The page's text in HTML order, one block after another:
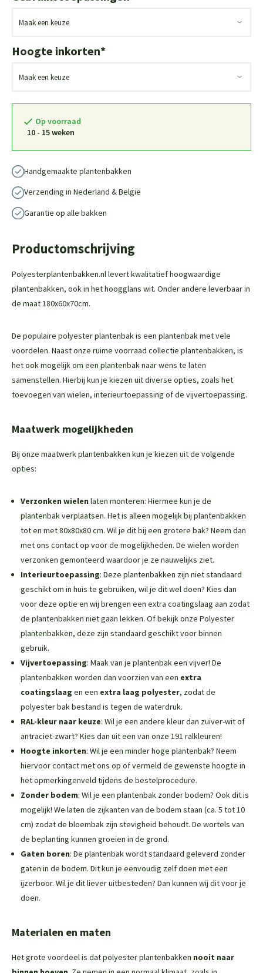
Hoogte inkorten*
Op voorraad
10 - 15 weken
Handgemaakte plantenbakken
Verzending in Nederland & België
Garantie op alle bakken
Productomschrijving
Polyesterplantenbakken.nl levert kwalitatief hoogwaardige
plantenbakken, ook in het hoogglans wit. Onder andere leverbaar in
de maat 180x60x70cm.
De populaire polyester plantenbak is een plantenbak met vele
voordelen. Naast onze ruime voorraad collectie plantenbakken, is
het ook mogelijk om een plantenbak naar wens te laten
samenstellen. Hierbij kun je kiezen uit diverse opties, zoals het
toevoegen van wielen, interieurtoepassing of de vijvertoepassing.
Maatwerk mogelijkheden
Bij onze maatwerk plantenbakken kun je kiezen uit de volgende
opties:
Verzonken wielen laten monteren: Hiermee kun je de
plantenbak verplaatsen. Het is alleen mogelijk bij plantenbakken
tot en met 80x80x80 cm. Wil je dit bij een grotere bak? Neem dan
met ons contact op voor de mogelijkheden. De wielen worden
verzonken gemonteerd waardoor je ze nauwelijks ziet.
Interieurtoepassing: Deze plantenbakken zijn niet standaard
geschikt om in huis te gebruiken, wil je dit wel doen? Kies dan
voor deze optie en wij brengen een extra coatingslaag aan zodat
de plantenbakken niet gaan lekken. Of bekijk onze Polyester
plantenbakken, deze zijn standaard geschikt voor binnen
gebruik.
Vijvertoepassing: Maak van je plantenbak een vijver! De
plantenbakken worden dan voorzien van een extra
coatingslaag en een extra laag polyester, zodat de
polyester bak bestand is tegen de waterdruk.
RAL-kleur naar keuze: Wil je een andere kleur dan zuiver-wit of
antraciet-zwart? Kies dan uit een van onze 191 ralkleuren!
Hoogte inkorten: Wil je een minder hoge plantenbak? Neem
hiervoor contact met ons op of vermeld de gewenste hoogte in
het opmerkingenveld tijdens de bestelprocedure.
Zonder bodem: Wil je een plantenbak zonder bodem? Ook dit is
mogelijk! We laten de zijkanten van de bodem staan (ca. 5 tot 10
cm) zodat de bloembak zijn stevigheid behoudt. De wortels van
de beplanting kunnen groeien in de grond.
Gaten boren: De plantenbak wordt standaard geleverd zonder
gaten in de bodem. Dit kun je eenvoudig zelf doen met een
ijzerboor. Wil je dit liever uitbesteden? Dan kunnen wij dit voor je
doen.
Materialen en maten
Het grote voordeel is dat polyester plantenbakken nooit naar